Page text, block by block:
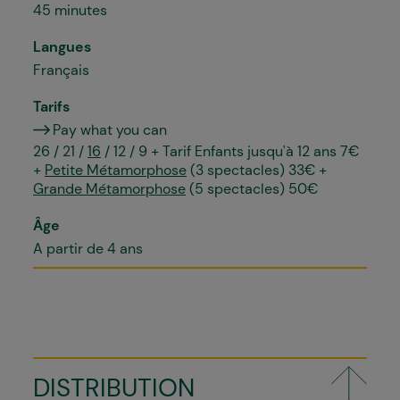
45 minutes
Langues
Français
Tarifs
Pay what you can
26 / 21 /16 / 12 / 9 + Tarif Enfants jusqu'à 12 ans 7€
+ Petite Métamorphose(3 spectacles) 33€ +
Grande Métamorphose(5 spectacles) 50€
Âge
A partir de 4 ans
DISTRIBUTION